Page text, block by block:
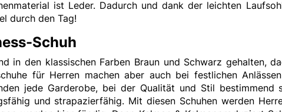
ist Leder. Dadurch und dank der leichten
durch den Tag!
Schuh
in den klassischen Farben Braun und Schwarz gehalten,
für Herren machen aber auch bei festlichen
jede Garderobe, bei der Qualität und Stil
und strapazierfähig. Mit diesen Schuhen werden